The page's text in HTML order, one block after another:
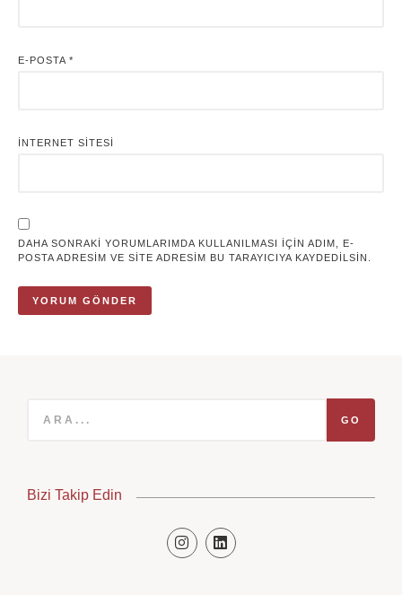
E-POSTA *
İNTERNET SITESI
DAHA SONRAKI YORUMLARIMDA KULLANILMASI IÇIN ADIM, E-
POSTA ADRESIM VE SITE ADRESIM BU TARAYICIYA KAYDEDILSIN.
GO
Bizi Takip Edin